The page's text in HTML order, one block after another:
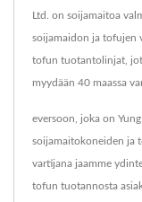
Ltd. on soijamaitoa
soijamaidon ja tofujen
tofun tuotantolinjat,
myydään 40 maassa
eversoon, joka on
soijamaitokoneiden ja
vartijana jaamme
tofun tuotannosta